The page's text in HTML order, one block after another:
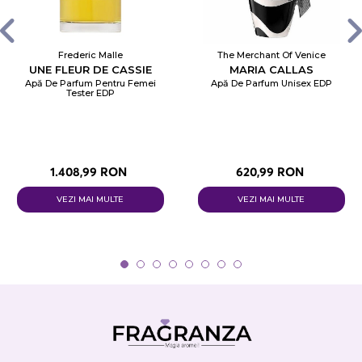
Frederic Malle
UNE FLEUR DE CASSIE
Apă De Parfum Pentru Femei
Tester EDP
1.408,99 RON
VEZI MAI MULTE
The Merchant Of Venice
MARIA CALLAS
Apă De Parfum Unisex EDP
620,99 RON
VEZI MAI MULTE